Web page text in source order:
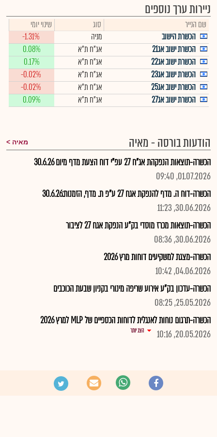
ניירות ערך נוספים
שם הנייר סוג
שינוי יומי
הכשרת הישוב
מניה
-1.31%
הכשרת ישוב אג21
אג"ח ת"א
0.08%
הכשרת ישוב אג22
אג"ח ת"א
0.17%
הכשרת ישוב אג23
אג"ח ת"א
-0.02%
הכשרת ישוב אג25
אג"ח ת"א
-0.02%
הכשרת ישוב אג27
אג"ח ת"א 0.09%
הודעות בורסה - מאיה מאיה
הכשרה-תוצאות הנפקהת אג"ח 27 עפ"י דוח הצעת מדף מיום 30.6.26
01.07.2026, 09:40
הכשרה-דוח ה. מדף להנפקת אגח 27 ע"פ ת. מדף, הזמנות:30.6.26
30.06.2026, 11:23
הכשרה-תוצאות מכרז מוסדי בק"ע הנפקת אגח 27 לציבור
30.06.2026, 08:36
הכשרה-מצגת למשקיעים דוחות מרץ 2026
04.06.2026, 10:42
הכשרה-עדכון בק"ע אירוע שריפה מינורי בקניון שבעת הכוכבים
25.05.2026, 08:25
הכשרה-תרגום נוחות לאנגלית לדוחות הכספיים של MLP למרץ 2026
20.05.2026, 10:16
הצג יותר